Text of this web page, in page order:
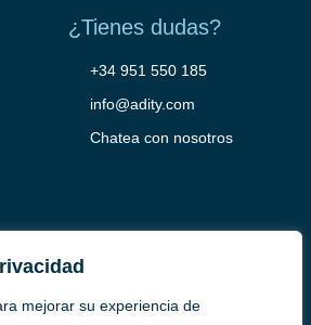
mejorar su experiencia de
¿Tienes dudas?
+34 951 550 185
info@adity.com
Chatea con nosotros